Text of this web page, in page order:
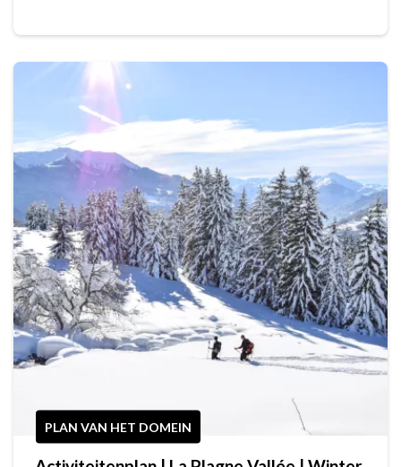
PLAN VAN HET DOMEIN